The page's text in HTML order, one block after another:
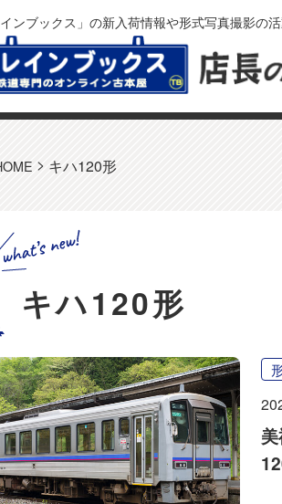
インブックス」の新入荷情報や形式写真撮影の
> キハ120形
キハ120形